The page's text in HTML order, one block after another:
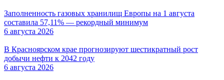
Заполненность газовых хранилищ Европы на 1 августа
составила 57,11% — рекордный минимум
6 августа 2026
В Красноярском крае прогнозируют шестикратный рост
добычи нефти к 2042 году
6 августа 2026